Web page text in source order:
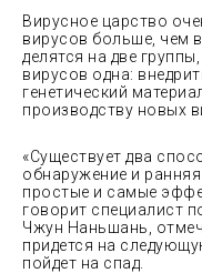
Вирусное царство
вирусов больше, чем
делятся на две
вирусов одна:
генетический
производству новых
«Существует два
обнаружение и
простые и самые
говорит специалист
Чжун Наньшань,
придется на
пойдет на спад.